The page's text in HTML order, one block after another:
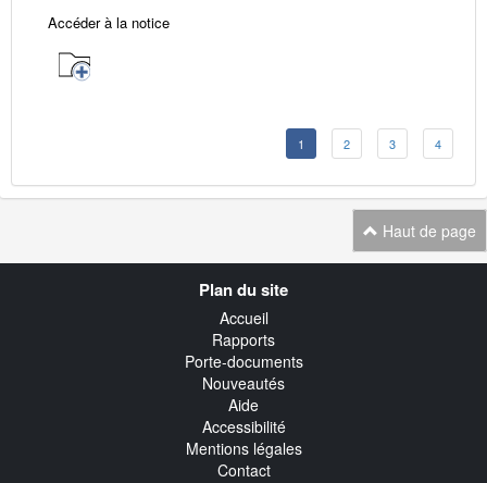
Accéder à la notice
1 2 3 4
Haut de page
Plan du site
Accueil
Rapports
Porte-documents
Nouveautés
Aide
Accessibilité
Mentions légales
Contact